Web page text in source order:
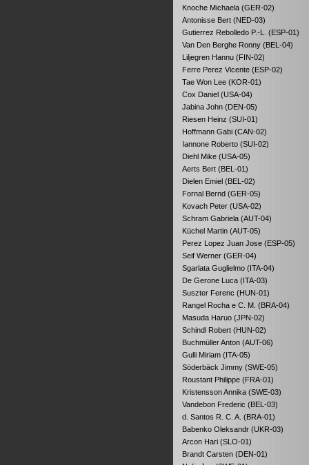
Knoche Michaela (GER-02)
Antonisse Bert (NED-03)
Gutierrez Rebolledo P.-L. (ESP-01)
Van Den Berghe Ronny (BEL-04)
Liljegren Hannu (FIN-02)
Ferre Perez Vicente (ESP-02)
Tae Won Lee (KOR-01)
Cox Daniel (USA-04)
Jabina John (DEN-05)
Riesen Heinz (SUI-01)
Hoffmann Gabi (CAN-02)
Iannone Roberto (SUI-02)
Diehl Mike (USA-05)
Aerts Bert (BEL-01)
Dielen Emiel (BEL-02)
Fornal Bernd (GER-05)
Kovach Peter (USA-02)
Schram Gabriela (AUT-04)
Küchel Martin (AUT-05)
Perez Lopez Juan Jose (ESP-05)
Seif Werner (GER-04)
Sgarlata Guglielmo (ITA-04)
De Gerone Luca (ITA-03)
Suszter Ferenc (HUN-01)
Rangel Rocha e C. M. (BRA-04)
Masuda Haruo (JPN-02)
Schindl Robert (HUN-02)
Buchmüller Anton (AUT-06)
Gulli Miriam (ITA-05)
Söderbäck Jimmy (SWE-05)
Roustant Philippe (FRA-01)
Kristensson Annika (SWE-03)
Vandebon Frederic (BEL-03)
d. Santos R. C. A. (BRA-01)
Babenko Oleksandr (UKR-03)
Arcon Hari (SLO-01)
Brandt Carsten (DEN-01)